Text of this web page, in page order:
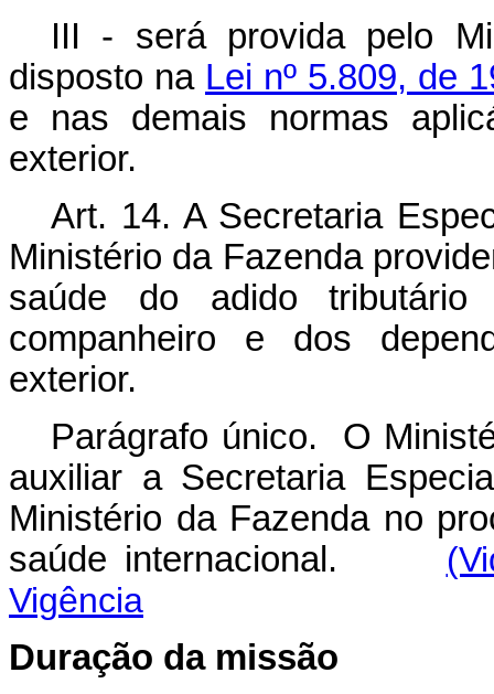
III - será provida pelo
disposto na Lei nº 5.809, de
e nas demais normas
exterior.
Art. 14. A Secretaria
Ministério da Fazenda
saúde do adido
companheiro e dos
exterior.
Parágrafo único. O
auxiliar a Secretaria
Ministério da Fazenda no
saúde internacional.
Vigência
Duração da missão